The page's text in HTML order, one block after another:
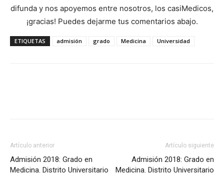
difunda y nos apoyemos entre nosotros, los casiMedicos,
¡gracias! Puedes dejarme tus comentarios abajo.
ETIQUETAS admisión grado Medicina Universidad
Artículo anterior
Admisión 2018: Grado en
Medicina. Distrito Universitario
Artículo siguiente
Admisión 2018: Grado en
Medicina. Distrito Universitario